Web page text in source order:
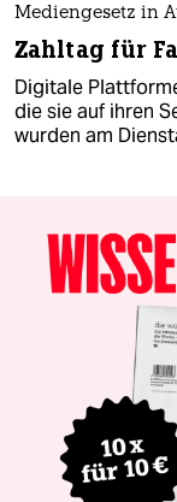
Mediengesetz in
Zahltag für
Digitale
die sie auf ihren
wurden am